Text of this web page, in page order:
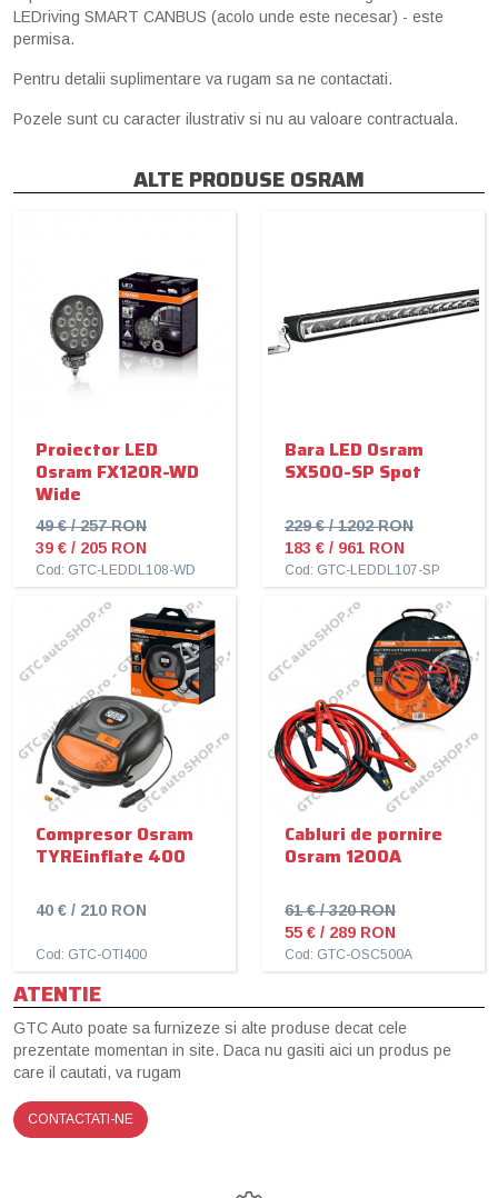
LEDriving SMART CANBUS (acolo unde este necesar) - este
permisa.
Pentru detalii suplimentare va rugam sa ne contactati.
Pozele sunt cu caracter ilustrativ si nu au valoare contractuala.
ALTE PRODUSE OSRAM
Proiector LED
Osram FX120R-WD
Wide
49 € / 257 RON
39 € / 205 RON
Cod: GTC-LEDDL108-WD
Bara LED Osram
SX500-SP Spot
229 € / 1202 RON
183 € / 961 RON
Cod: GTC-LEDDL107-SP
Compresor Osram
TYREinflate 400
40 € / 210 RON
Cod: GTC-OTI400
Cabluri de pornire
Osram 1200A
61 € / 320 RON
55 € / 289 RON
Cod: GTC-OSC500A
ATENTIE
GTC Auto poate sa furnizeze si alte produse decat cele
prezentate momentan in site. Daca nu gasiti aici un produs pe
care il cautati, va rugam
CONTACTATI-NE